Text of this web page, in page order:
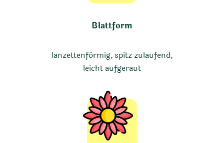
Blattform
lanzettenförmig, spitz zulaufend,
leicht aufgeraut